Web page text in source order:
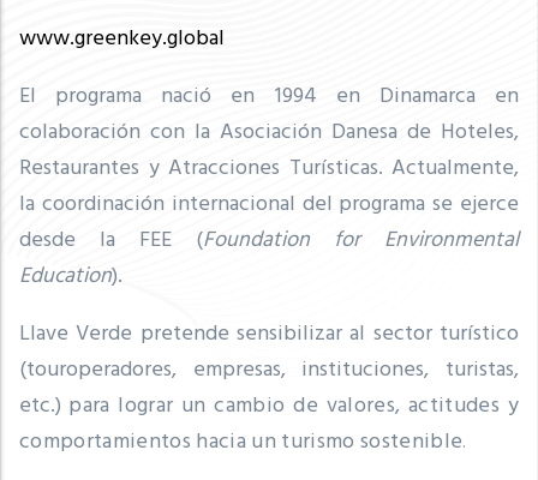
www.greenkey.global
El programa nació en 1994 en Dinamarca en
colaboración con la Asociación Danesa de Hoteles,
Restaurantes y Atracciones Turísticas. Actualmente,
la coordinación internacional del programa se ejerce
desde la FEE (Foundation for Environmental
Education).
Llave Verde pretende sensibilizar al sector turístico
(touroperadores, empresas, instituciones, turistas,
etc.) para lograr un cambio de valores, actitudes y
comportamientos hacia un turismo sostenible.